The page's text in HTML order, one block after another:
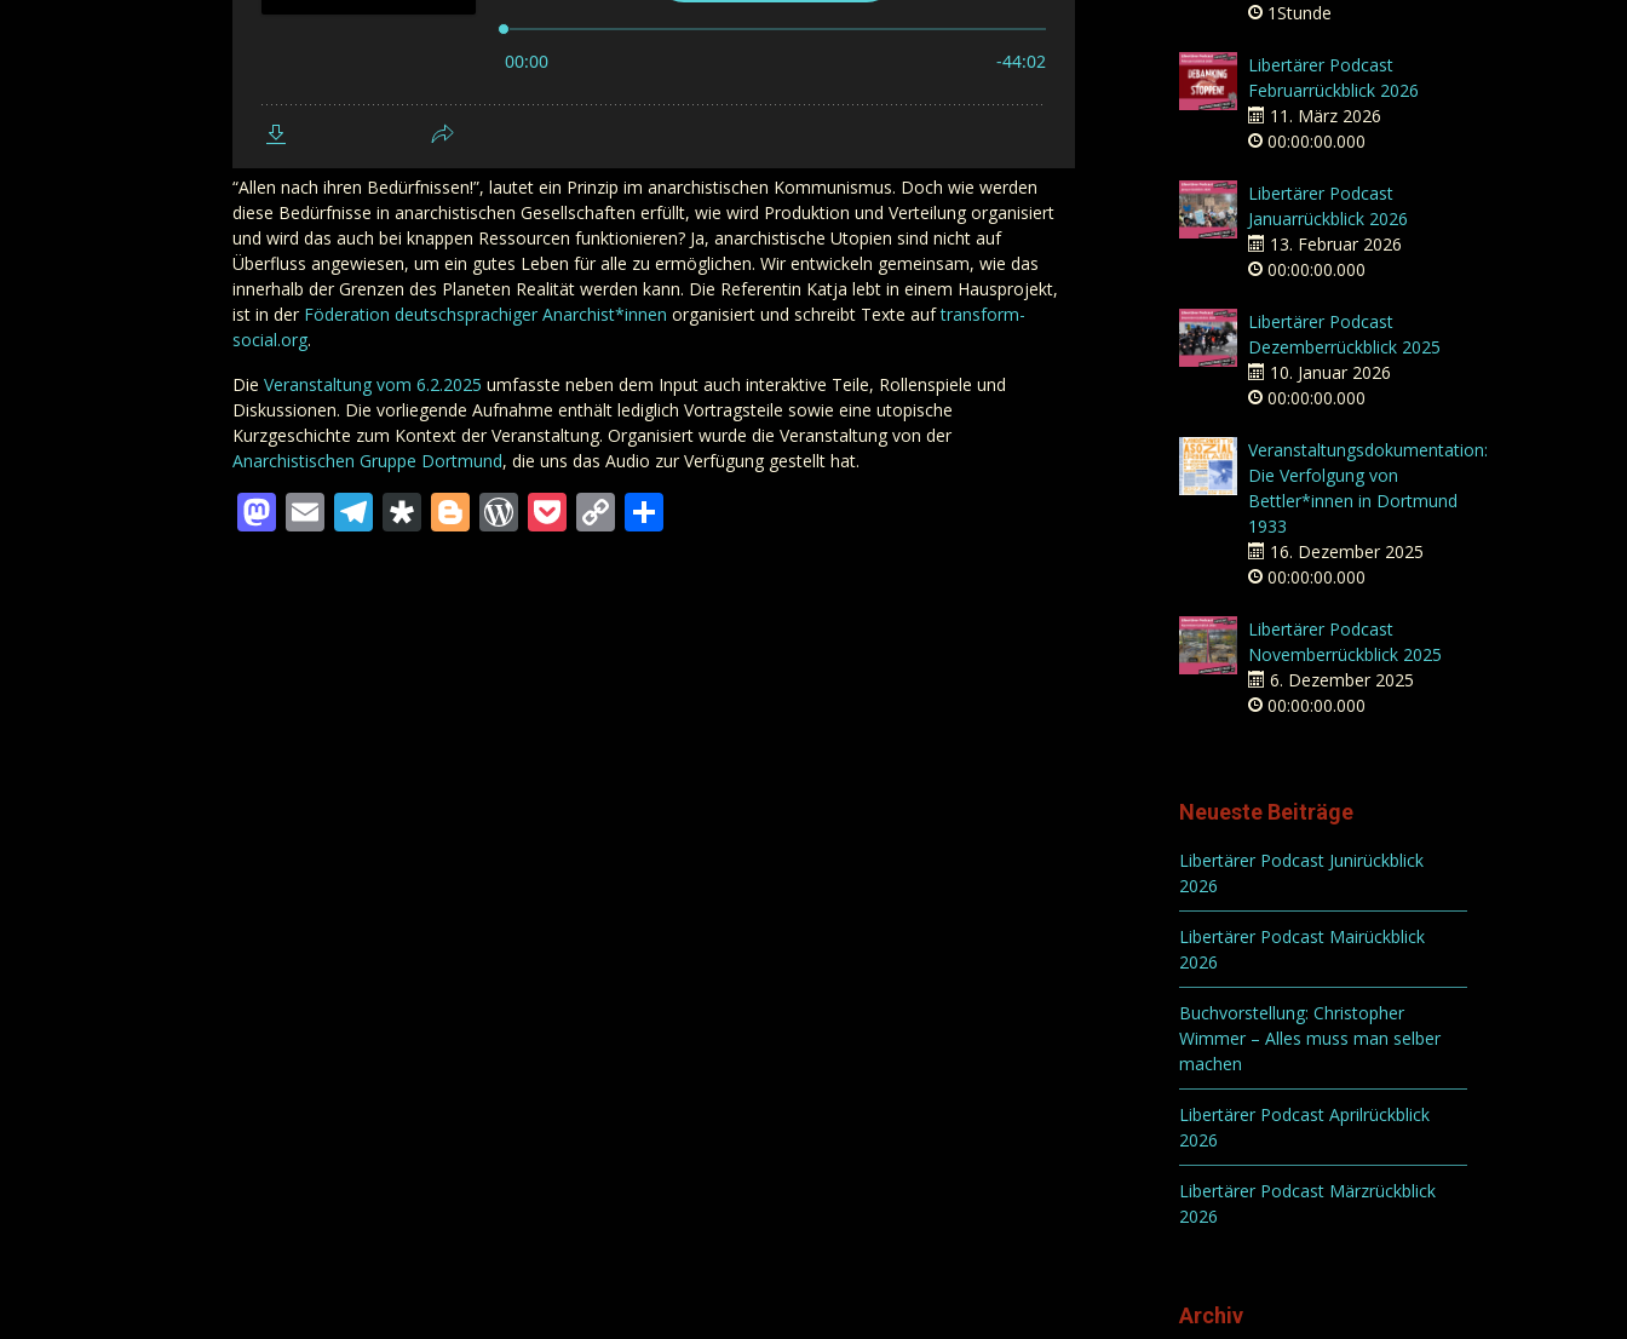
“Allen nach ihren Bedürfnissen!”, lautet ein Prinzip im anarchistischen Kommunismus. Doch wie werden
diese Bedürfnisse in anarchistischen Gesellschaften erfüllt, wie wird Produktion und Verteilung organisiert
und wird das auch bei knappen Ressourcen funktionieren? Ja, anarchistische Utopien sind nicht auf
Überfluss angewiesen, um ein gutes Leben für alle zu ermöglichen. Wir entwickeln gemeinsam, wie das
innerhalb der Grenzen des Planeten Realität werden kann. Die Referentin Katja lebt in einem Hausprojekt,
ist in der Föderation deutschsprachiger Anarchist*innen organisiert und schreibt Texte auftransform-
social.org.
Die Veranstaltung vom 6.2.2025 umfasste neben dem Input auch interaktive Teile, Rollenspiele und
Diskussionen. Die vorliegende Aufnahme enthält lediglich Vortragsteile sowie eine utopische
Kurzgeschichte zum Kontext der Veranstaltung. Organisiert wurde die Veranstaltung von der
Anarchistischen Gruppe Dortmund, die uns das Audio zur Verfügung gestellt hat.
Mastodon
EmailTelegram
Diaspora
Blogger
WordPress
Pocket
Copy
1Stunde
Libertärer Podcast
Februarrückblick 2026
11. März 2026
00:00:00.000
Libertärer Podcast
Januarrückblick 2026
13. Februar 2026
00:00:00.000
Libertärer Podcast
Dezemberrückblick 2025
10. Januar 2026
00:00:00.000
Veranstaltungsdokumentation:
Die Verfolgung von
Bettler*innen in Dortmund
1933
16. Dezember 2025
00:00:00.000
Libertärer Podcast
Novemberrückblick 2025
6. Dezember 2025
00:00:00.000
Neueste Beiträge
Libertärer Podcast Junirückblick
2026
Libertärer Podcast Mairückblick
2026
Buchvorstellung: Christopher
Wimmer – Alles muss man selber
machen
Libertärer Podcast Aprilrückblick
2026
Libertärer Podcast Märzrückblick
2026
Archiv